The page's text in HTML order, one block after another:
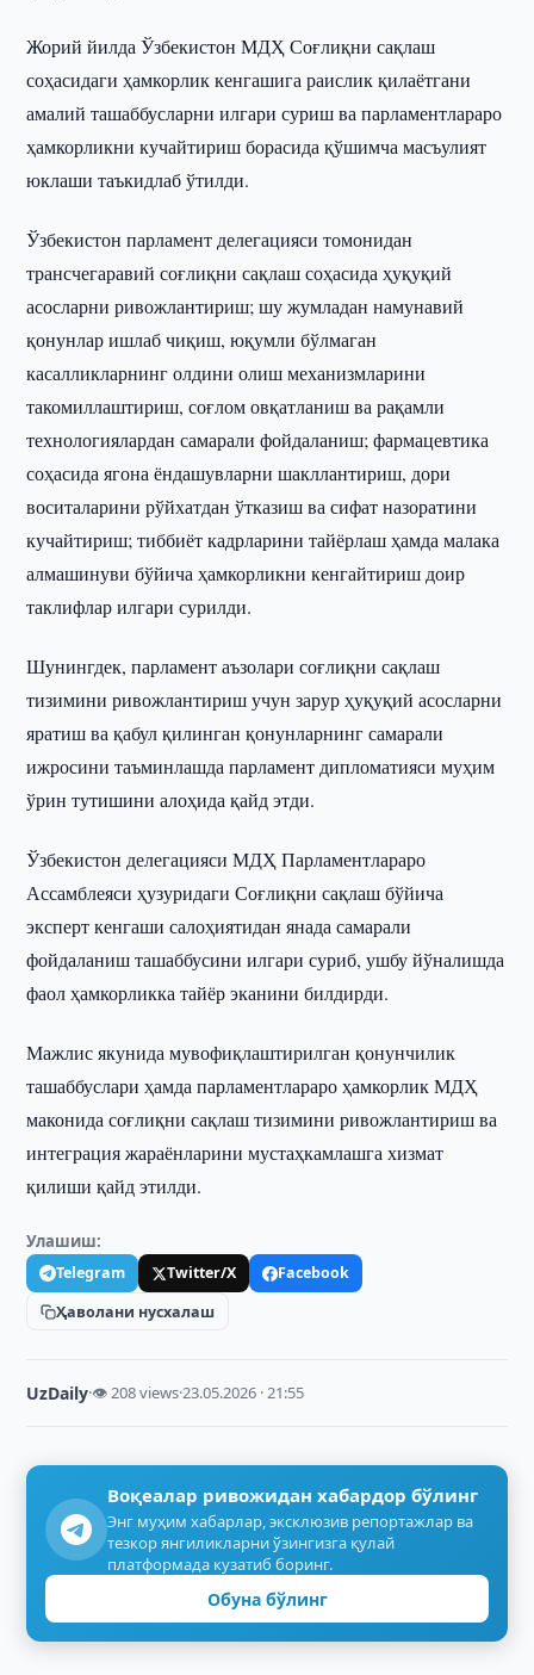
Жорий йилда Ўзбекистон МДҲ Соғлиқни сақлаш
соҳасидаги ҳамкорлик кенгашига раислик қилаётгани
амалий ташаббусларни илгари суриш ва парламентлараро
ҳамкорликни кучайтириш борасида қўшимча масъулият
юклаши таъкидлаб ўтилди.
Ўзбекистон парламент делегацияси томонидан
трансчегаравий соғлиқни сақлаш соҳасида ҳуқуқий
асосларни ривожлантириш; шу жумладан намунавий
қонунлар ишлаб чиқиш, юқумли бўлмаган
касалликларнинг олдини олиш механизмларини
такомиллаштириш, соғлом овқатланиш ва рақамли
технологиялардан самарали фойдаланиш; фармацевтика
соҳасида ягона ёндашувларни шакллантириш, дори
воситаларини рўйхатдан ўтказиш ва сифат назоратини
кучайтириш; тиббиёт кадрларини тайёрлаш ҳамда малака
алмашинуви бўйича ҳамкорликни кенгайтириш доир
таклифлар илгари сурилди.
Шунингдек, парламент аъзолари соғлиқни сақлаш
тизимини ривожлантириш учун зарур ҳуқуқий асосларни
яратиш ва қабул қилинган қонунларнинг самарали
ижросини таъминлашда парламент дипломатияси муҳим
ўрин тутишини алоҳида қайд этди.
Ўзбекистон делегацияси МДҲ Парламентлараро
Ассамблеяси ҳузуридаги Соғлиқни сақлаш бўйича
эксперт кенгаши салоҳиятидан янада самарали
фойдаланиш ташаббусини илгари суриб, ушбу йўналишда
фаол ҳамкорликка тайёр эканини билдирди.
Мажлис якунида мувофиқлаштирилган қонунчилик
ташаббуслари ҳамда парламентлараро ҳамкорлик МДҲ
маконида соғлиқни сақлаш тизимини ривожлантириш ва
интеграция жараёнларини мустаҳкамлашга хизмат
қилиши қайд этилди.
Улашиш:
Telegram Twitter/X
Facebook
Ҳаволани нусхалаш
UzDaily·👁 208 views·23.05.2026 · 21:55
Воқеалар ривожидан хабардор бўлинг
Энг муҳим хабарлар, эксклюзив репортажлар ва
тезкор янгиликларни ўзингизга қулай
платформада кузатиб боринг.
Обуна бўлинг